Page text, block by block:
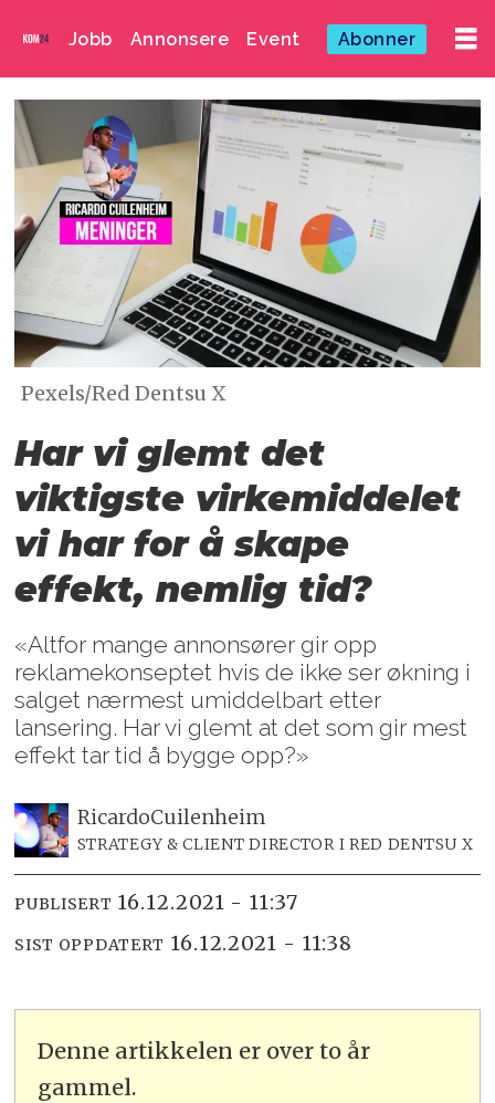
Jobb Annonsere Event Abonner
Pexels/Red Dentsu X
Har vi glemt det
viktigste virkemiddelet
vi har for å skape
effekt, nemlig tid?
«Altfor mange annonsører gir opp
reklamekonseptet hvis de ikke ser økning i
salget nærmest umiddelbart etter
lansering. Har vi glemt at det som gir mest
effekt tar tid å bygge opp?»
RicardoCuilenheim
STRATEGY & CLIENT DIRECTOR I RED DENTSU X
PUBLISERT 16.12.2021 - 11:37
SIST OPPDATERT 16.12.2021 - 11:38
Denne artikkelen er over to år
gammel.